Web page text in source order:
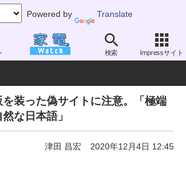
Powered by Translate
検索 Impressサイト
業界動向 企業動向
装った偽サイトに注意。「極端
な日本語」
津田 昌宏 2020年12月4日 12:45